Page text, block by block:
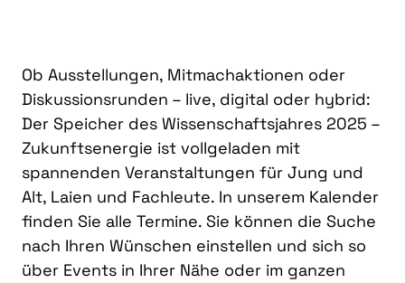
Ob Ausstellungen, Mitmachaktionen oder
Diskussionsrunden – live, digital oder hybrid:
Der Speicher des Wissenschaftsjahres 2025 –
Zukunftsenergie ist vollgeladen mit
spannenden Veranstaltungen für Jung und
Alt, Laien und Fachleute. In unserem Kalender
finden Sie alle Termine. Sie können die Suche
nach Ihren Wünschen einstellen und sich so
über Events in Ihrer Nähe oder im ganzen